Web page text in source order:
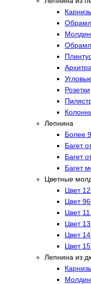
Розетки
Лепнина
Более
Багет
Багет
Багет
Цветные
Цвет
Цвет
Цвет
Цвет
Цвет
Цвет
Лепнина из